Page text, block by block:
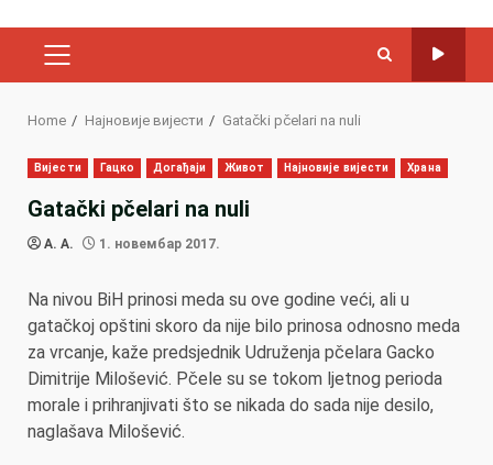
PRIMARY
Home Најновије вијести Gatački pčelari na nuli
Вијести Гацко Догађаји Живот Најновије вијести Храна
Gatački pčelari na nuli
A. A. 1. новембар 2017.
Na nivou BiH prinosi meda su ove godine veći, ali u
gatačkoj opštini skoro da nije bilo prinosa odnosno meda
za vrcanje, kaže predsjednik Udruženja pčelara Gacko
Dimitrije Milošević. Pčele su se tokom ljetnog perioda
morale i prihranjivati što se nikada do sada nije desilo,
naglašava Milošević.